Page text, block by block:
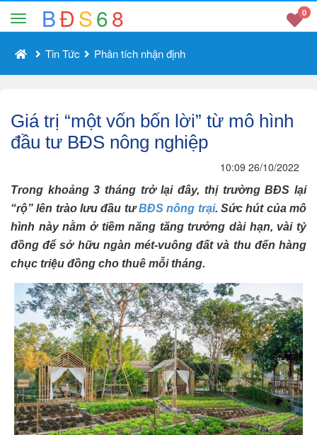
BĐS68 0
Tin Tức Phân tích nhận định
Giá trị “một vốn bốn lời” từ mô hình
đầu tư BĐS nông nghiệp
10:09 26/10/2022
Trong khoảng 3 tháng trở lại đây, thị trường BĐS lại
“rộ” lên trào lưu đầu tưBĐS nông trại. Sức hút của mô
hình này nằm ở tiềm năng tăng trưởng dài hạn, vài tỷ
đồng để sở hữu ngàn mét-vuông đất và thu đến hàng
chục triệu đồng cho thuê mỗi tháng.